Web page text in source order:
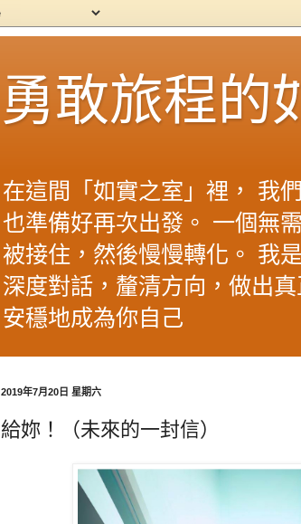
勇敢旅程的
在這間「如實之室」裡， 我
也準備好再次出發。 一個無
被接住，然後慢慢轉化。 我
深度對話，釐清方向，做出
安穩地成為你自己
2019年7月20日 星期六
給妳！（未來的一封信）